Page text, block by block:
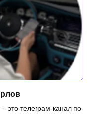
это телеграм-канал по